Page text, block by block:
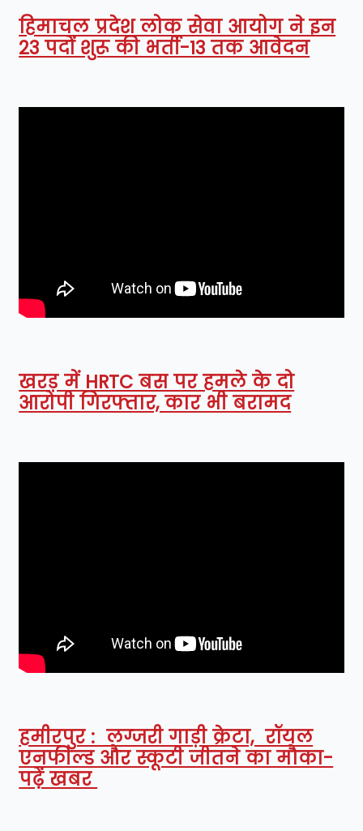
हिमाचल प्रदेश लोक सेवा आयोग ने इन
23 पदों शुरू की भर्ती-13 तक आवेदन
खरड़ में HRTC बस पर हमले के दो
आरोपी गिरफ्तार, कार भी बरामद
हमीरपुर : लग्जरी गाड़ी क्रेटा, रॉयल
एनफील्ड और स्कूटी जीतने का मौका-
पढ़ें खबर